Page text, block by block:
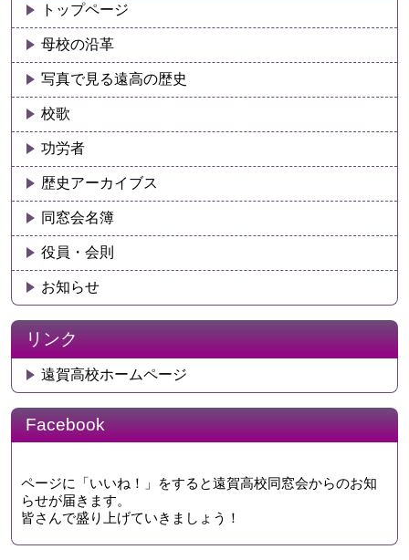
トップページ
母校の沿革
写真で見る遠高の歴史
校歌
功労者
歴史アーカイブス
同窓会名簿
役員・会則
お知らせ
リンク
遠賀高校ホームページ
Facebook
ページに「いいね！」をすると遠賀高校同窓会からのお知
らせが届きます。
皆さんで盛り上げていきましょう！